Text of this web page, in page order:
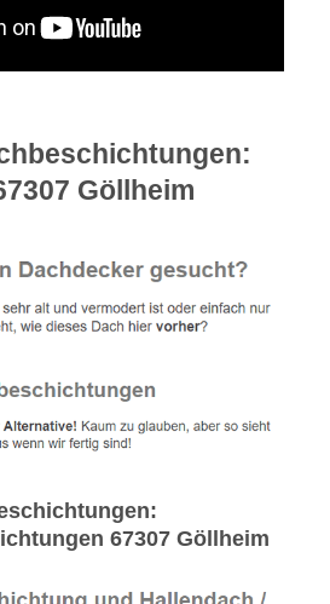
Göllheim
67307 Göllheim